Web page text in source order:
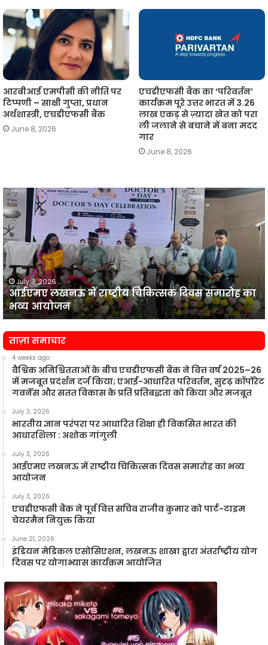
आरबीआई एमपीसी की नीति पर
टिप्पणी – साक्षी गुप्ता, प्रधान
अर्थशास्त्री, एचडीएफसी बैंक
June 8, 2026
एचडीएफसी बैंक का ‘परिवर्तन’
कार्यक्रम पूरे उत्तर भारत में 3.26
लाख एकड़ से ज़्यादा खेत को परा
ली जलाने से बचाने में बना मदद
गार
June 8, 2026
आईएमए
लखनऊ
में
राष्ट्रीय
चिकित्सक
दिवस
समारोह
का
भव्य
आयोजन
July 3, 2026
आईएमए लखनऊ में राष्ट्रीय चिकित्सक दिवस समारोह का
भव्य आयोजन
ताज़ा समाचार
4 weeks ago
वैश्विक अनिश्चितताओं के बीच एचडीएफसी बैंक ने वित्त वर्ष 2025–26
में मजबूत प्रदर्शन दर्ज किया; एआई-आधारित परिवर्तन, सुदृढ़ कॉर्पोरेट
गवर्नेंस और सतत विकास के प्रति प्रतिबद्धता को किया और मजबूत
July 3, 2026
भारतीय ज्ञान परंपरा पर आधारित शिक्षा ही विकसित भारत की
आधारशिला : अशोक गांगुली
July 3, 2026
आईएमए लखनऊ में राष्ट्रीय चिकित्सक दिवस समारोह का भव्य
आयोजन
July 3, 2026
एचडीएफसी बैंक ने पूर्व वित्त सचिव राजीव कुमार को पार्ट-टाइम
चेयरमैन नियुक्त किया
June 21, 2026
इंडियन मेडिकल एसोसिएशन, लखनऊ शाखा द्वारा अंतर्राष्ट्रीय योग
दिवस पर योगाभ्यास कार्यक्रम आयोजित